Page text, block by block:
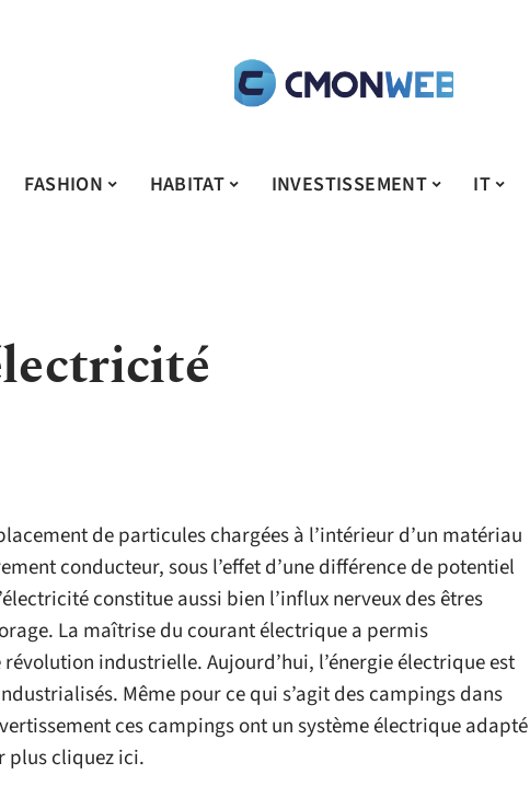
FASHION HABITAT INVESTISSEMENT IT
de particules chargées à l’intérieur d’un matériau
conducteur, sous l’effet d’une différence de potentiel
constitue aussi bien l’influx nerveux des êtres
La maîtrise du courant électrique a permis
révolution industrielle. Aujourd’hui, l’énergie électrique est
Même pour ce qui s’agit des campings dans
ces campings ont un système électrique adapté
plus cliquez ici.